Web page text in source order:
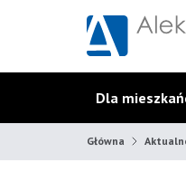
Dla
Główna